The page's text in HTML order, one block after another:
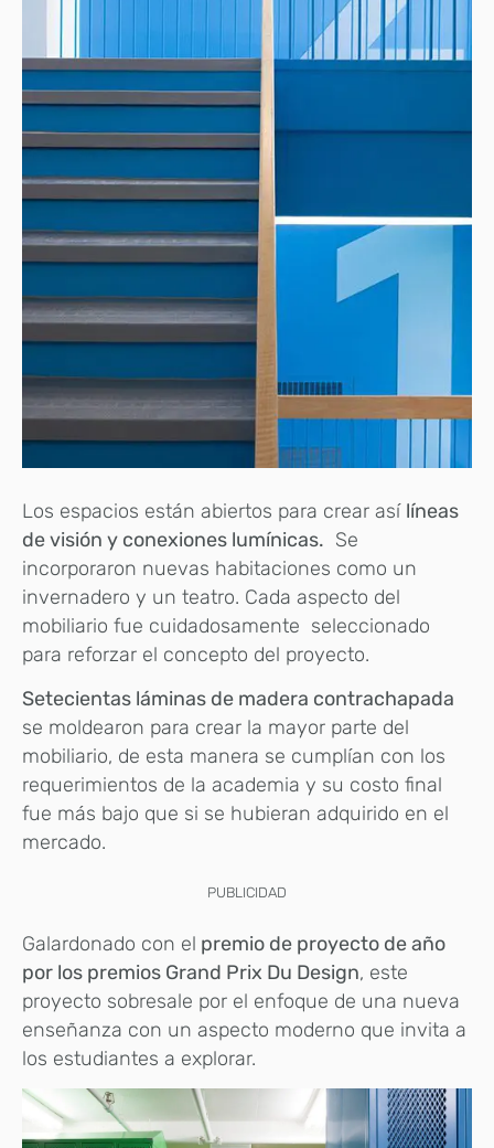
Los espacios están abiertos para crear así líneas
de visión y conexiones lumínicas. Se
incorporaron nuevas habitaciones como un
invernadero y un teatro. Cada aspecto del
mobiliario fue cuidadosamente seleccionado
para reforzar el concepto del proyecto.
Setecientas láminas de madera contrachapada
se moldearon para crear la mayor parte del
mobiliario, de esta manera se cumplían con los
requerimientos de la academia y su costo final
fue más bajo que si se hubieran adquirido en el
mercado.
PUBLICIDAD
Galardonado con el premio de proyecto de año
por los premios Grand Prix Du Design, este
proyecto sobresale por el enfoque de una nueva
enseñanza con un aspecto moderno que invita a
los estudiantes a explorar.